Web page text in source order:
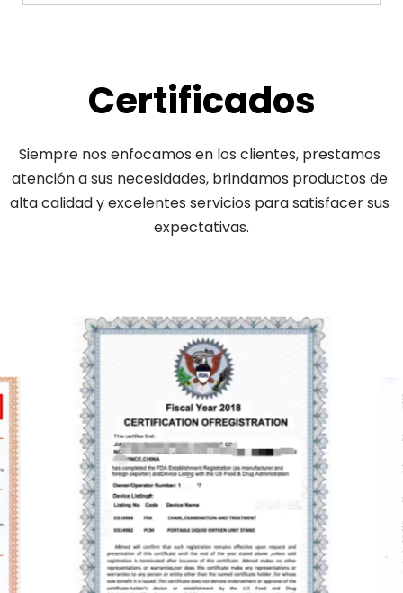
Certificados
Siempre nos enfocamos en los clientes, prestamos
atención a sus necesidades, brindamos productos de
alta calidad y excelentes servicios para satisfacer sus
expectativas.